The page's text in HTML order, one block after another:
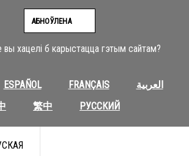
хацелі б карыстацца гэтым сайтам?
ESPAÑOL FRANÇAIS
العربية
繁中 РУССКИЙ
АБНОЎЛЕНА